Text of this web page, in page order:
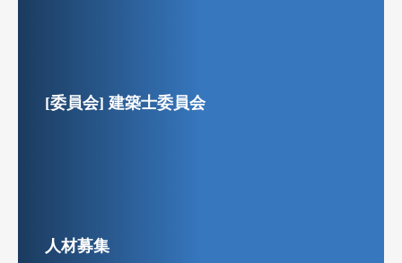
[委員会] 建築士委員会
人材募集